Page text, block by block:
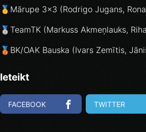
🥇Mārupe 3x3 (Rodrigo Jugans,
🥈TeamTK (Markuss Akmeņlauks,
🥉BK/OAK Bauska (Ivars Zemītis,
Ieteikt
FACEBOOK TWITTER